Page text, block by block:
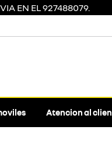
EN EL 927488079.
Atencion al